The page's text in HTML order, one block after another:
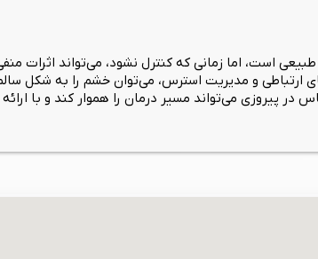
است، اما زمانی که کنترل نشود، می‌تواند اثرات
ارتباطی و مدیریت استرس، می‌توان خشم را به شکل
در پیروزی می‌تواند مسیر درمان را هموار کند و با